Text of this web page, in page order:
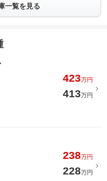
一覧を見る
423万円
413万円
238万円
228万円